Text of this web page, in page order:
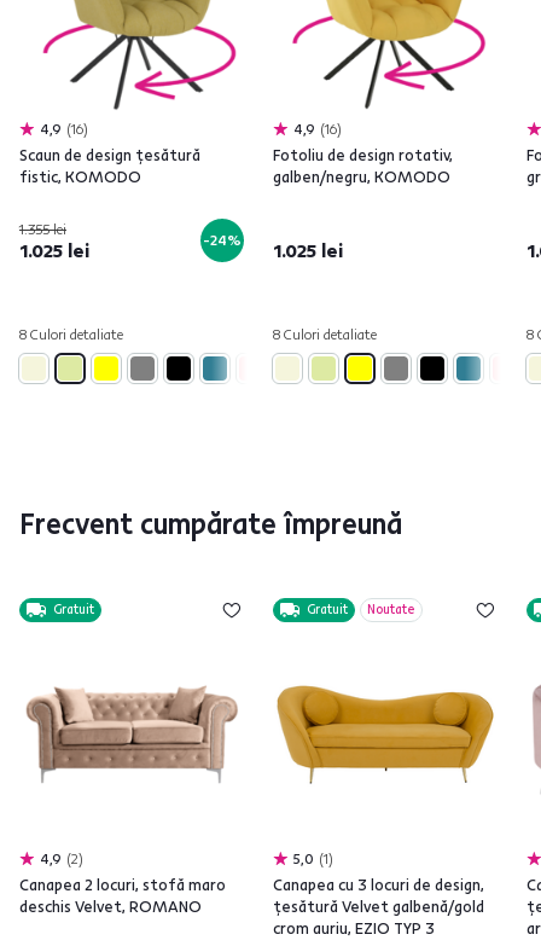
4,9 16
Scaun de design ţesătură
fistic, KOMODO
1.355 lei
1.025 lei -24%
8 Culori detaliate
4,9 16
Fotoliu de design rotativ,
galben/negru, KOMODO
1.025 lei
8 Culori detaliate 8
Frecvent cumpărate împreună
Gratuit
4,9 2
Canapea 2 locuri, stofă maro
deschis Velvet, ROMANO
Gratuit Noutate
5,0 1
Canapea cu 3 locuri de design,
ţesătură Velvet galbenă/gold
crom auriu, EZIO TYP 3